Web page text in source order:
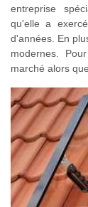
entreprise
qu'elle a
d'années. En
modernes.
marché alors